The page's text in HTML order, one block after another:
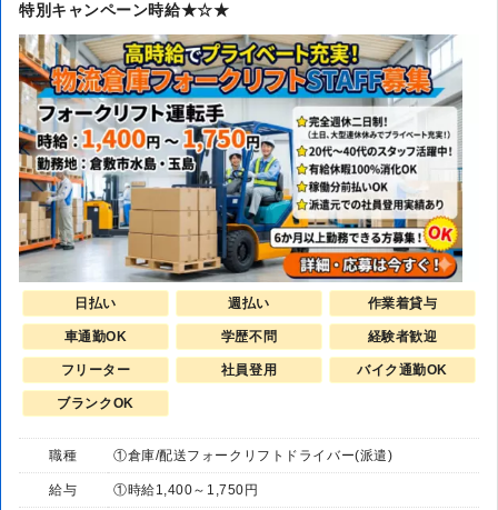
特別キャンペーン時給★☆★
日払い 週払い 作業着貸与
車通勤OK 学歴不問 経験者歓迎
フリーター 社員登用 バイク通勤OK
ブランクOK
職種 ①倉庫/配送フォークリフトドライバー(派遣)
給与 ①時給1,400～1,750円